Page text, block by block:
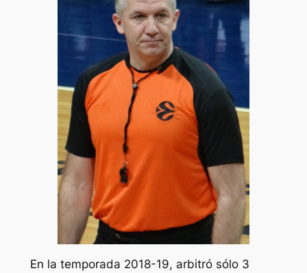
En la temporada 2018-19, arbitró sólo 3